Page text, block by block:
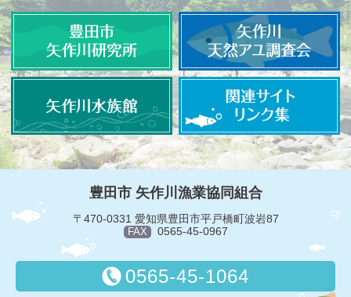
豊田市 矢作川漁業協同組合
〒470-0331 愛知県豊田市平戸橋町波岩87
FAX 0565-45-0967
0565-45-1064